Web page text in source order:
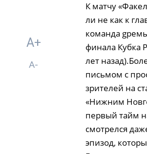
A+
A-
К матчу
ли не как к
команда
финала Кубка
лет
письмом с
зрителей на
«Нижним
первый тайм
смотрелся
эпизод,